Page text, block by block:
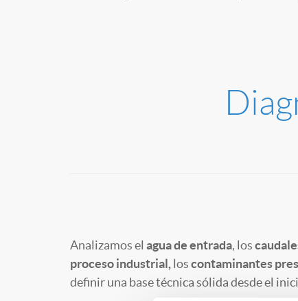
Analizamos el agua de entrada, los
proceso industrial, loscontaminantes
definir una base técnica sólida desde el